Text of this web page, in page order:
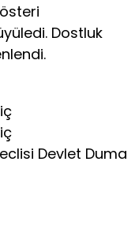
Dostluk
Devlet Duma